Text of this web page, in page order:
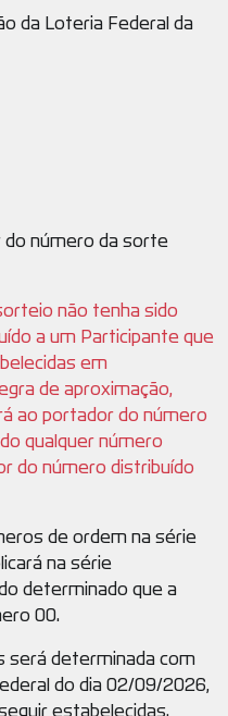
da Loteria Federal da
número da sorte
não tenha sido
a um Participante que
em
de aproximação,
ao portador do número
qualquer número
do número distribuído
de ordem na série
na série
determinado que a
00.
será determinada com
do dia 02/09/2026,
estabelecidas.